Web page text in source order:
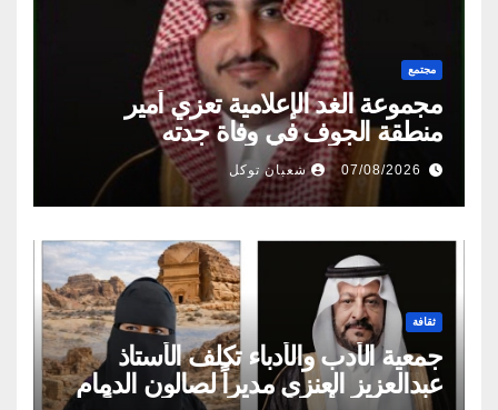
مجتمع
مجموعة الغد الإعلامية تعزي أمير
منطقة الجوف في وفاة جدته
07/08/2026 شعبان توكل
ثقافة
جمعية الأدب والأدباء تكلف الأستاذ
عبدالعزيز العنزي مديراً لصالون الدمام